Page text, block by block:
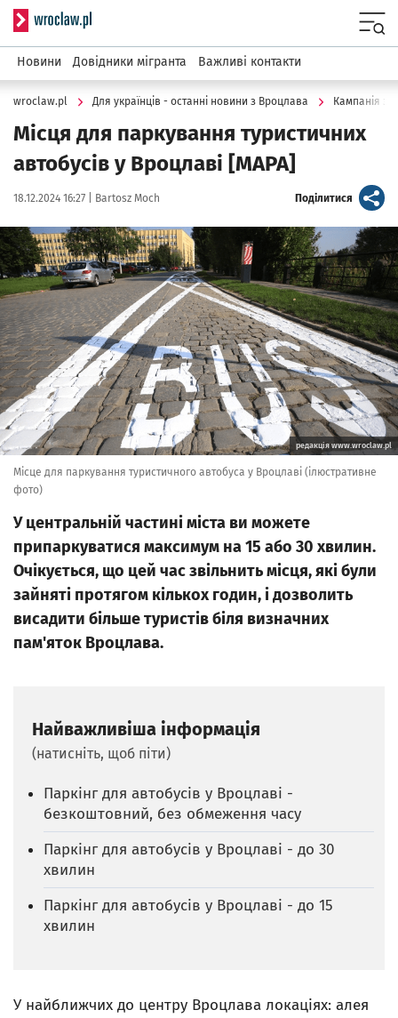
Serwis informacyjny wroclaw.pl
Новини Довідники мігранта Важливі контакти
wroclaw.pl Для українців - останні новини з Вроцлава Кампанія з
Місця для паркування туристичних
автобусів у Вроцлаві [MAPA]
Data publikacji:
18.12.2024 16:27 | Autor:
Bartosz Moch Поділитися artykuł
Kliknij, aby powiększyć
редакція www.wroclaw.pl
Місце для паркування туристичного автобуса у Вроцлаві (ілюстративне
фото)
У центральній частині міста ви можете
припаркуватися максимум на 15 або 30 хвилин.
Очікується, що цей час звільнить місця, які були
зайняті протягом кількох годин, і дозволить
висадити більше туристів біля визначних
пам'яток Вроцлава.
Найважливіша інформація
(натисніть, щоб піти)
Паркінг для автобусів у Вроцлаві -
безкоштовний, без обмеження часу
Паркінг для автобусів у Вроцлаві - до 30
хвилин
Паркінг для автобусів у Вроцлаві - до 15
хвилин
У найближчих до центру Вроцлава локаціях: алея